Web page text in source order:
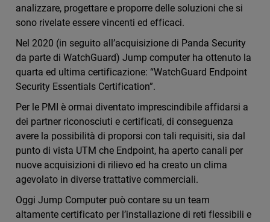
analizzare, progettare e proporre delle soluzioni che si
sono rivelate essere vincenti ed efficaci.
Nel 2020 (in seguito all’acquisizione di Panda Security
da parte di WatchGuard) Jump computer ha ottenuto la
quarta ed ultima certificazione: “WatchGuard Endpoint
Security Essentials Certification”.
Per le PMI è ormai diventato imprescindibile affidarsi a
dei partner riconosciuti e certificati, di conseguenza
avere la possibilità di proporsi con tali requisiti, sia dal
punto di vista UTM che Endpoint, ha aperto canali per
nuove acquisizioni di rilievo ed ha creato un clima
agevolato in diverse trattative commerciali.
Oggi Jump Computer può contare su un team
altamente certificato per l’installazione di reti flessibili e